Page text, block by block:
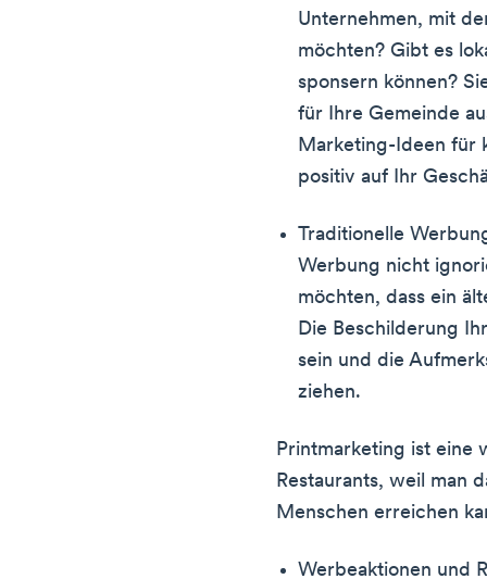
Unternehmen, mit
möchten? Gibt es
sponsern können?
für Ihre Gemeinde
Marketing-Ideen für
positiv auf Ihr
Traditionelle
Werbung nicht
möchten, dass ein
Die Beschilderung
sein und die
ziehen.
Printmarketing ist eine
Restaurants, weil man
Menschen erreichen
Werbeaktionen und